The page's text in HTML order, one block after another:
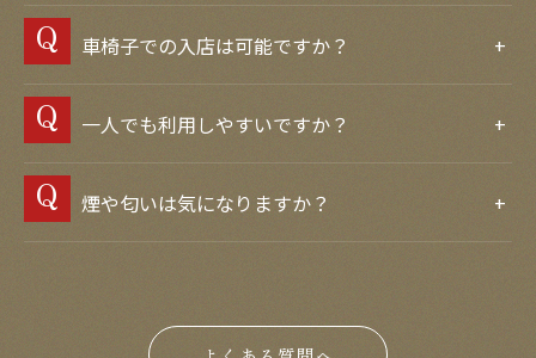
車椅子での入店は可能ですか？
一人でも利用しやすいですか？
煙や匂いは気になりますか？